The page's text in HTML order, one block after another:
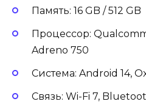
Память: 16 GB / 512 GB
Процессор:
Adreno 750
Система: Android 14,
Связь: Wi-Fi 7,